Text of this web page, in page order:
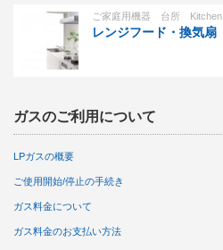
ご家庭用機器 台所 Kitchen
レンジフード・換気扇
ガスのご利用について
LPガスの概要
ご使用開始/停止の手続き
ガス料金について
ガス料金のお支払い方法